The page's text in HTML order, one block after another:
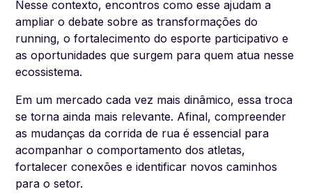
Nesse contexto, encontros como esse ajudam a
ampliar o debate sobre as transformações do
running, o fortalecimento do esporte participativo e
as oportunidades que surgem para quem atua nesse
ecossistema.
Em um mercado cada vez mais dinâmico, essa troca
se torna ainda mais relevante. Afinal, compreender
as mudanças da corrida de rua é essencial para
acompanhar o comportamento dos atletas,
fortalecer conexões e identificar novos caminhos
para o setor.